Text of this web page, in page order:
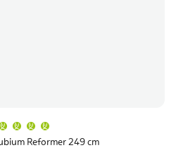
Reformer 249 cm
átlagos
értékelése